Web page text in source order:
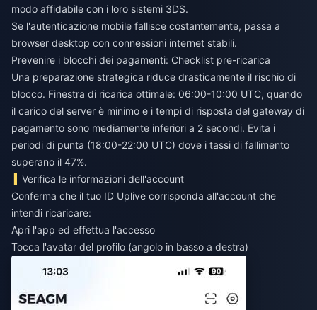
modo affidabile con i loro sistemi 3DS.
Se l'autenticazione mobile fallisce costantemente, passa a
browser desktop con connessioni internet stabili.
Prevenire i blocchi dei pagamenti: Checklist pre-ricarica
Una preparazione strategica riduce drasticamente il rischio di
blocco. Finestra di ricarica ottimale: 06:00-10:00 UTC, quando
il carico del server è minimo e i tempi di risposta del gateway di
pagamento sono mediamente inferiori a 2 secondi. Evita i
periodi di punta (18:00-22:00 UTC) dove i tassi di fallimento
superano il 47%.
Verifica le informazioni dell'account
Conferma che il tuo ID Uplive corrisponda all'account che
intendi ricaricare:
Apri l'app ed effettua l'accesso
Tocca l'avatar del profilo (angolo in basso a destra)